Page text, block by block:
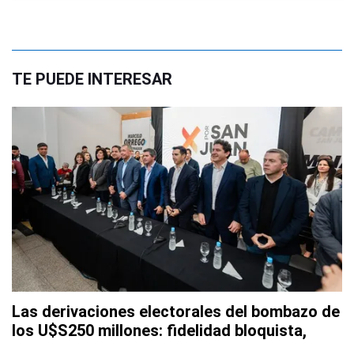
TE PUEDE INTERESAR
Las derivaciones electorales del bombazo de
los U$S250 millones: fidelidad bloquista,